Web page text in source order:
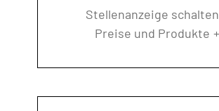
Stellenanzeige schalten
Preise und Produkte